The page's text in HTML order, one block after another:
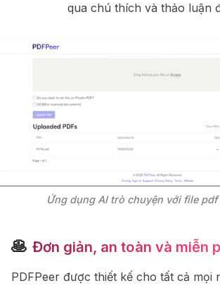
qua chú thích và thảo luận
Ứng dụng AI trò chuyện với file pdf
🥞 Đơn giản, an toàn và miễn
PDFPeer được thiết kế cho tất cả mọi